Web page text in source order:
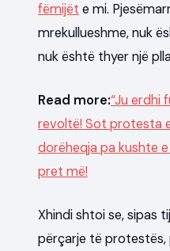
fëmijët e mi.
mrekullueshme, nuk
nuk është thyer një
Read more:“Ju erdhi
revoltë! Sot protesta
dorëheqja pa kushte
pret më!
Xhindi shtoi se, sipas
përçarje të protestës,